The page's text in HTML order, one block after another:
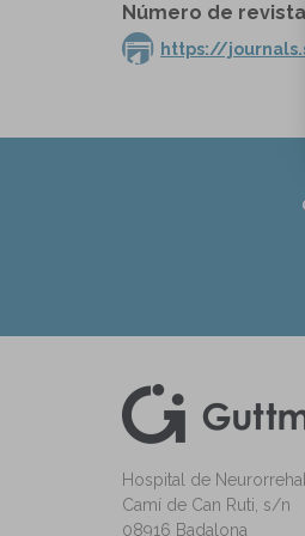
Número de
https://
Hospital de
Camí de Can Ruti, s/n
08916 Badalona